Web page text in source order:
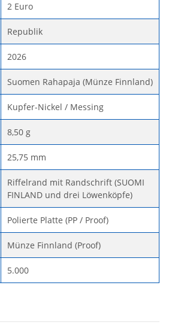
2 Euro
Republik
2026
Suomen Rahapaja (Münze Finnland)
Kupfer-Nickel / Messing
8,50 g
25,75 mm
Riffelrand mit Randschrift (SUOMI
FINLAND und drei Löwenköpfe)
Polierte Platte (PP / Proof)
Münze Finnland (Proof)
5.000